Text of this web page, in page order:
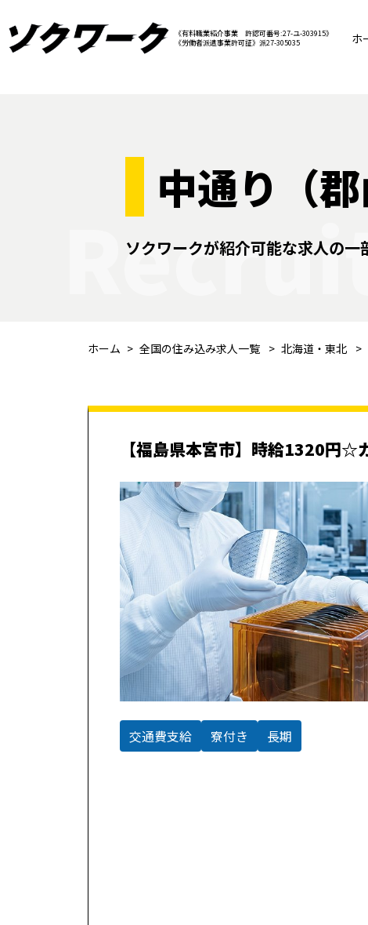
《有料職業紹介事業 許認可番号:27-ユ-303915》
《労働者派遣事業許可証》派27-305035
ホ
中通り（
ソクワークが紹介可能な求人の一
ホーム 全国の住み込み求人一覧 北海道・東北
【福島県本宮市】時給1320円☆
交通費支給 寮付き 長期